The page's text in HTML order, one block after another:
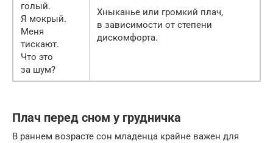
голый.
Я мокрый.
Меня
тискают.
Что это
за шум?
Хныканье или громкий плач,
в зависимости от степени
дискомфорта.
Плач перед сном у грудничка
В раннем возрасте сон младенца крайне важен для